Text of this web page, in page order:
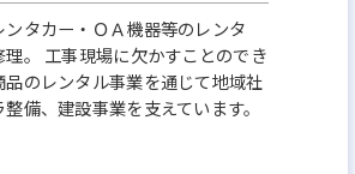
タカー・ＯＡ機器等のレンタ
理。 工事現場に欠かすことのでき
品のレンタル事業を通じて地域社
備、建設事業を支えています。